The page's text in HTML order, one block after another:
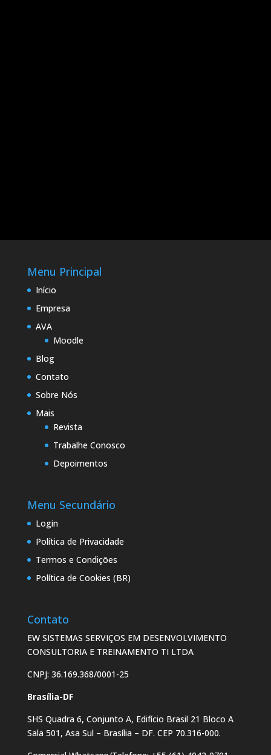
Menu Principal
Início
Empresa
AVA
Moodle
Blog
Contato
Sobre Nós
Mais
Revista
Trabalhe Conosco
Depoimentos
Menu Secundário
Login
Política de Privacidade
Termos e Condições
Política de Cookies (BR)
Contato
EW SISTEMAS SERVIÇOS EM DESENVOLVIMENTO
CONSULTORIA E TREINAMENTO TI LTDA
CNPJ: 36.169.368/0001-25
Brasília-DF
SHS Quadra 6, Conjunto A, Edifício Brasil 21 Bloco A
Sala 501, Asa Sul – Brasília – DF. CEP 70.316-000.